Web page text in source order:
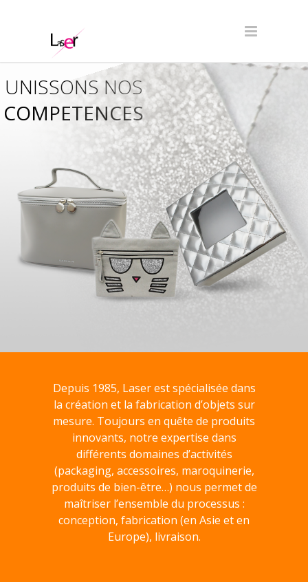
COMPETENCES
UNISSONS NOS
Depuis 1985, Laser est spécialisée dans
la création et la fabrication d’objets sur
mesure. Toujours en quête de produits
innovants, notre expertise dans
différents domaines d’activités
(packaging, accessoires, maroquinerie,
produits de bien-être…) nous permet de
maîtriser l’ensemble du processus :
conception, fabrication (en Asie et en
Europe), livraison.